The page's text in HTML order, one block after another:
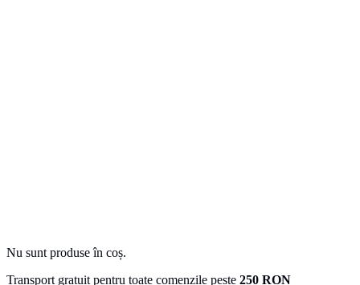
Nu sunt produse în coș.
Transport gratuit pentru toate comenzile peste 250 RON